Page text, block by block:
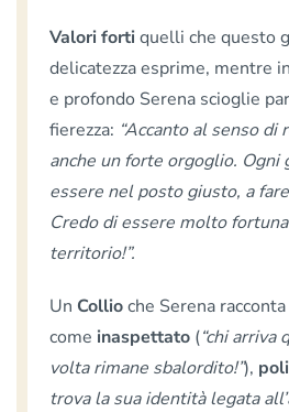
Valori fortiquelli che questo
delicatezza esprime, mentre
e profondo Serena scioglie
fierezza: “Accanto al senso di
anche un forte orgoglio. Ogni
essere nel posto giusto, a
Credo di essere molto
territorio!”.
Un Collioche Serena racconta
come inaspettato (“chi arriva
volta rimane sbalordito!”),
trova la sua identità legata